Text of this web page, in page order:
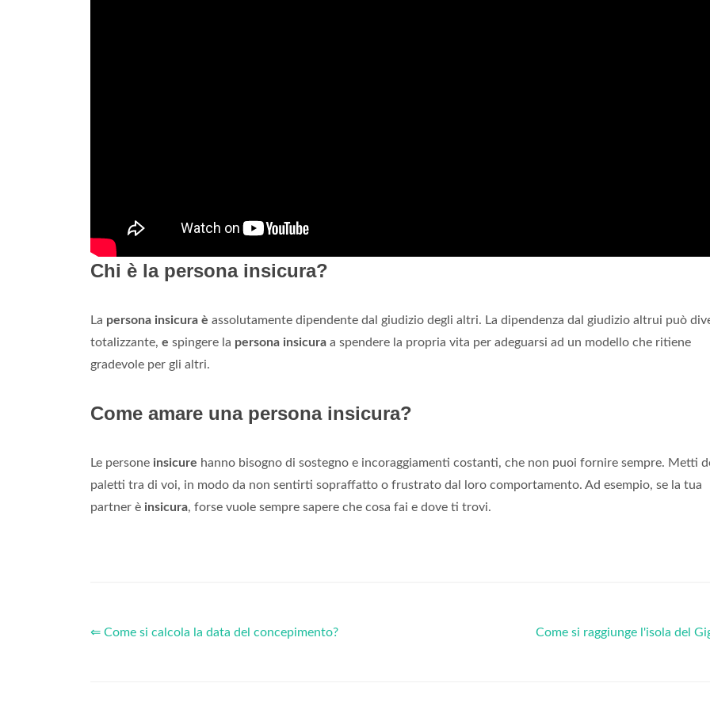
Chi è la persona insicura?
La persona insicura è assolutamente dipendente dal giudizio degli altri. La dipendenza dal giudizio altrui può
totalizzante, e spingere la persona insicura a spendere la propria vita per adeguarsi ad un modello che ritiene
gradevole per gli altri.
Come amare una persona insicura?
Le persone insicure hanno bisogno di sostegno e incoraggiamenti costanti, che non puoi fornire sempre. Metti
paletti tra di voi, in modo da non sentirti sopraffatto o frustrato dal loro comportamento. Ad esempio, se la tua
partner è insicura, forse vuole sempre sapere che cosa fai e dove ti trovi.
⇐ Come si calcola la data del concepimento? Come si raggiunge l'isola del